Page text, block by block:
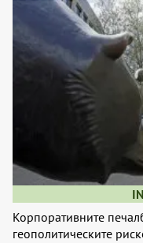
Корпоративните
геополитическите